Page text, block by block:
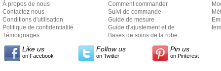
À propos de nous
Contactez nous
Conditions d'utilisation
Politique de confidentialité
Témoignages
Comment commander
Suivi de commande
Guide de mesure
Guide d'ajustement et de
style
Bases de soins de la robe
Like us
on Facebook
Follow us
on Twitter
Pin us
on Pinterest